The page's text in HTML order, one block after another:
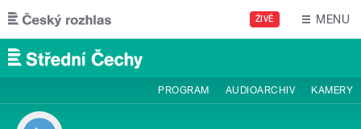
Přejít k hlavnímu obsahu
ŽIVĚ MENU
PROGRAM AUDIOARCHIV KAMERY